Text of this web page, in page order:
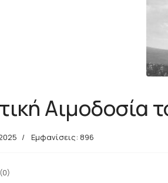
Αιμοδοσία
Εμφανίσεις: 896
(0)